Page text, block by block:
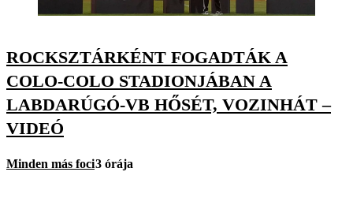
ROCKSZTÁRKÉNT FOGADTÁK A
COLO-COLO STADIONJÁBAN A
LABDARÚGÓ-VB HŐSÉT, VOZINHÁT –
VIDEÓ
Minden más foci3 órája